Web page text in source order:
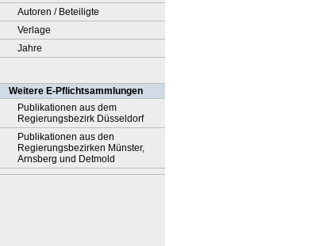
Autoren / Beteiligte
Verlage
Jahre
Weitere E-Pflichtsammlungen
Publikationen aus dem
Regierungsbezirk Düsseldorf
Publikationen aus den
Regierungsbezirken Münster,
Arnsberg und Detmold